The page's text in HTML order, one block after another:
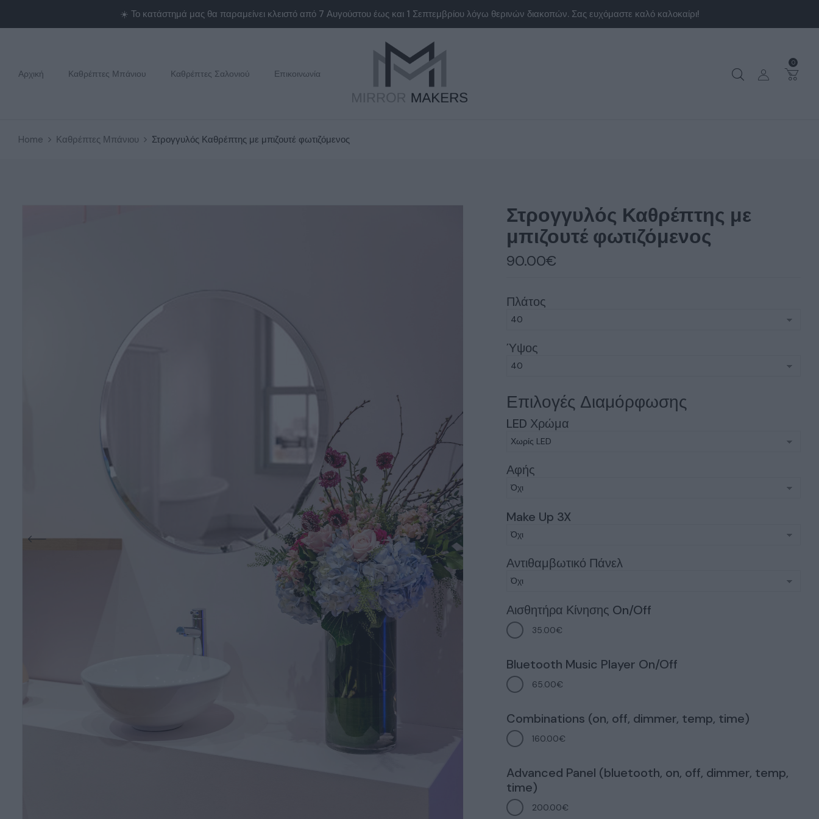
Αρχική Καθρέπτες Μπάνιου Καθρέπτες Σαλονιού Επικοινωνία
0
Home Καθρέπτες Μπάνιου Στρογγυλός Καθρέπτης με μπιζουτέ φωτιζόμενος
Στρογγυλός Καθρέπτης με
μπιζουτέ φωτιζόμενος
90.00€
Πλάτος
Ύψος
Επιλογές Διαμόρφωσης
LED Χρώμα
Αφής
Make Up 3X
Αντιθαμβωτικό Πάνελ
Αισθητήρα Κίνησης On/Off
35.00€
Bluetooth Music Player On/Off
65.00€
Combinations (on, off, dimmer, temp, time)
160.00€
Advanced Panel (bluetooth, on, off, dimmer, temp,
time)
200.00€